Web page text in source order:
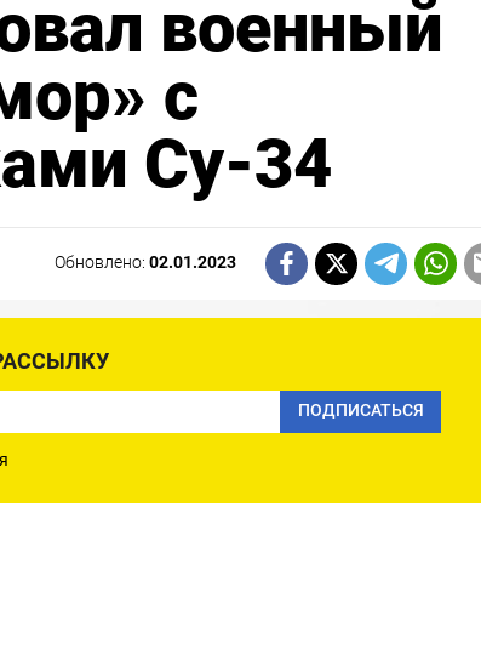
ПОДПИСАТЬСЯ
военный
с
Су-34
Обновлено:02.01.2023